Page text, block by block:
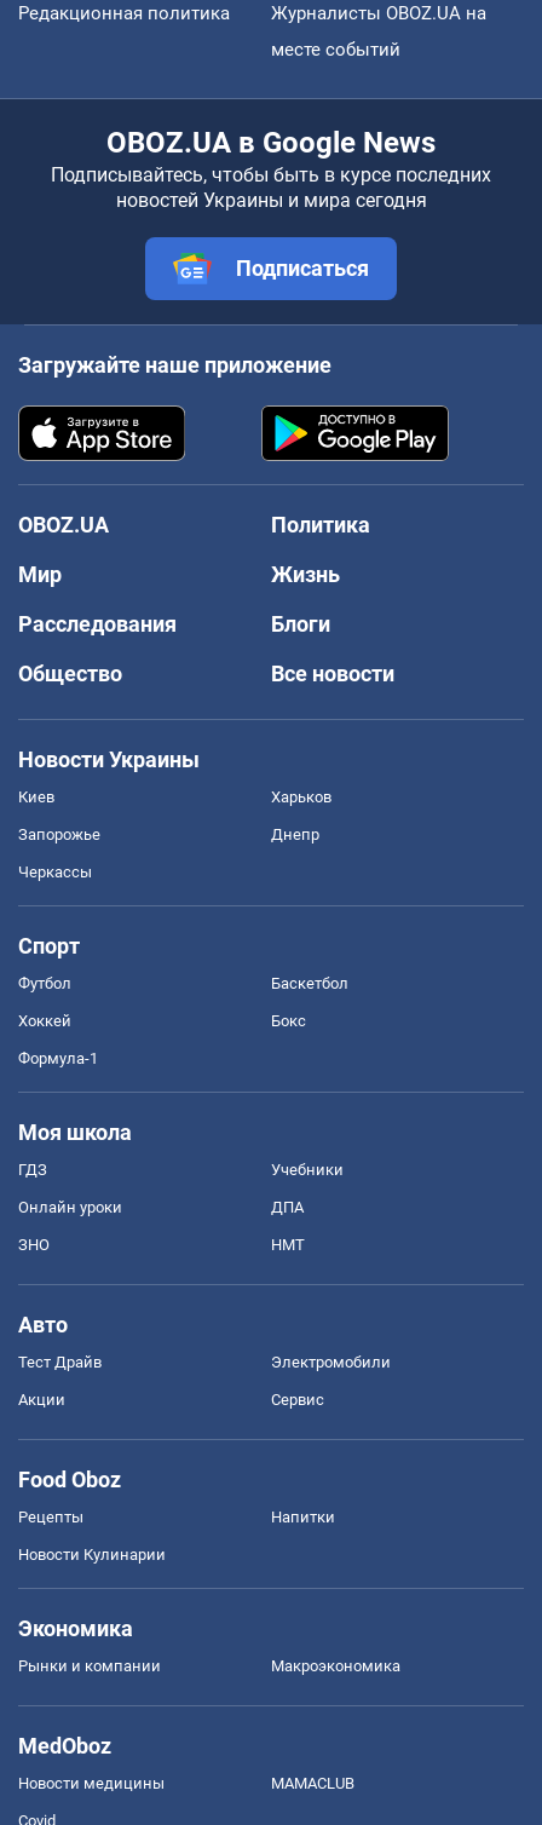
Редакционная политика
Журналисты OBOZ.UA на
месте событий
OBOZ.UA в Google News
Подписывайтесь, чтобы быть в курсе последних
новостей Украины и мира сегодня
Подписаться
Загружайте наше приложение
OBOZ.UA
Политика
Мир
Жизнь
Расследования
Блоги
Общество
Все новости
Новости Украины
Киев Харьков
Запорожье Днепр
Черкассы
Спорт
Футбол Баскетбол
Хоккей Бокс
Формула-1
Моя школа
ГДЗ Учебники
Онлайн уроки ДПА
ЗНО НМТ
Авто
Тест Драйв Электромобили
Акции Сервис
Food Oboz
Рецепты Напитки
Новости Кулинарии
Экономика
Рынки и компании Mакроэкономика
MedOboz
Новости медицины MAMACLUB
Covid